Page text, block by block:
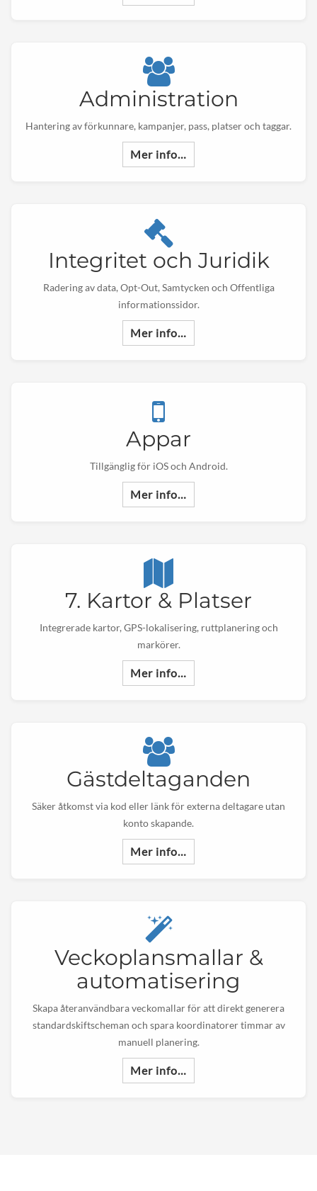
Administration
Hantering av förkunnare, kampanjer, pass, platser och taggar.
Mer info…
Integritet och Juridik
Radering av data, Opt-Out, Samtycken och Offentliga
informationssidor.
Mer info…
Appar
Tillgänglig för iOS och Android.
Mer info…
7. Kartor & Platser
Integrerade kartor, GPS-lokalisering, ruttplanering och
markörer.
Mer info…
Gästdeltaganden
Säker åtkomst via kod eller länk för externa deltagare utan
konto skapande.
Mer info…
Veckoplansmallar &
automatisering
Skapa återanvändbara veckomallar för att direkt generera
standardskiftscheman och spara koordinatorer timmar av
manuell planering.
Mer info…